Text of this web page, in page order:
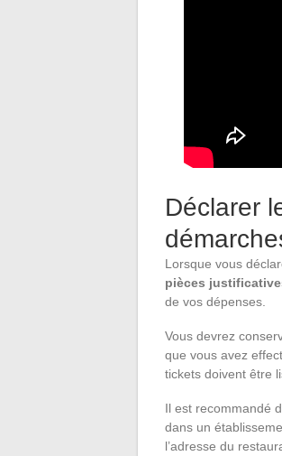
Déclarer
Lorsque vous
pièces
de vos dépenses.
Vous devrez
que vous avez
tickets doivent être
Il est recommandé
dans un
l’adresse du